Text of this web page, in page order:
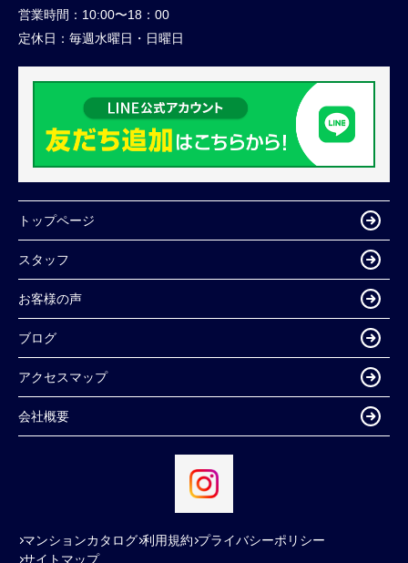
営業時間： 10:00〜18：00
定休日： 毎週水曜日・日曜日
トップページ
スタッフ
お客様の声
ブログ
アクセスマップ
会社概要
マンションカタログ 利用規約 プライバシーポリシー
サイトマップ